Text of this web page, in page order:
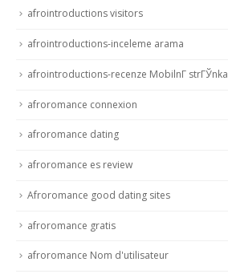
afrointroductions visitors
afrointroductions-inceleme arama
afrointroductions-recenze MobilnГ­ strГЎnka
afroromance connexion
afroromance dating
afroromance es review
Afroromance good dating sites
afroromance gratis
afroromance Nom d'utilisateur